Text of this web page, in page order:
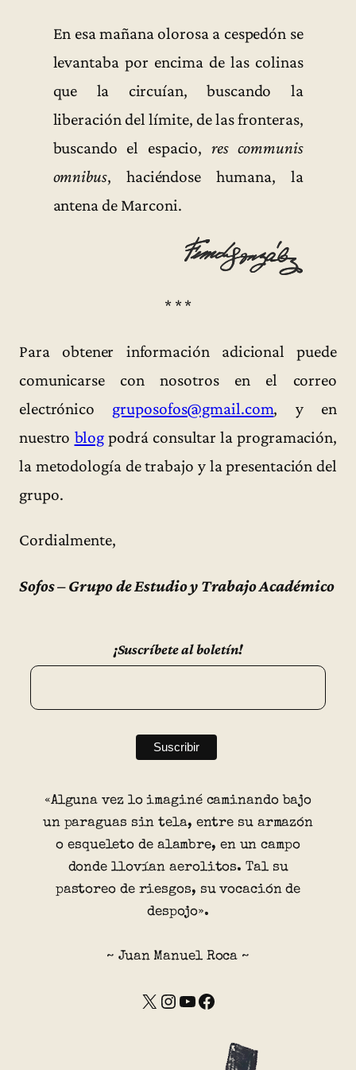
En esa mañana olorosa a cespedón se
levantaba por encima de las colinas
que la circuían, buscando la
liberación del límite, de las fronteras,
buscando el espacio, res communis
omnibus, haciéndose humana, la
antena de Marconi.
* * *
Para obtener información adicional puede
comunicarse con nosotros en el correo
electrónico gruposofos@gmail.com, y en
nuestro blog podrá consultar la programación,
la metodología de trabajo y la presentación del
grupo.
Cordialmente,
Sofos – Grupo de Estudio y Trabajo Académico
¡Suscríbete al boletín!
«Alguna vez lo imaginé caminando bajo
un paraguas sin tela, entre su armazón
o esqueleto de alambre, en un campo
donde llovían aerolitos. Tal su
pastoreo de riesgos, su vocación de
despojo».
~ Juan Manuel Roca ~
X Instagram YouTube Facebook